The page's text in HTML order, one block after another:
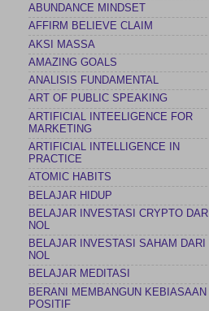
ABUNDANCE MINDSET
AFFIRM BELIEVE CLAIM
AKSI MASSA
AMAZING GOALS
ANALISIS FUNDAMENTAL
ART OF PUBLIC SPEAKING
ARTIFICIAL INTEELIGENCE FOR
MARKETING
ARTIFICIAL INTELLIGENCE IN
PRACTICE
ATOMIC HABITS
BELAJAR HIDUP
BELAJAR INVESTASI CRYPTO DARI
NOL
BELAJAR INVESTASI SAHAM DARI
NOL
BELAJAR MEDITASI
BERANI MEMBANGUN KEBIASAAN
POSITIF